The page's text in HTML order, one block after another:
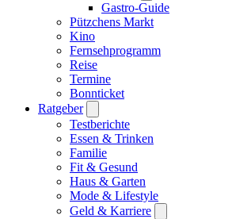
Gastro-Guide
Pützchens Markt
Kino
Fernsehprogramm
Reise
Termine
Bonnticket
Ratgeber
Testberichte
Essen & Trinken
Familie
Fit & Gesund
Haus & Garten
Mode & Lifestyle
Geld & Karriere